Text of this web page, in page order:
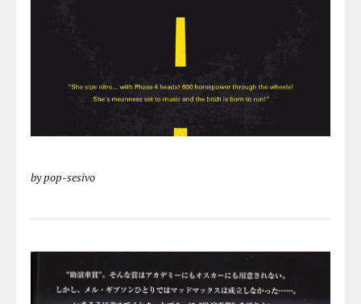
by pop-sesivo